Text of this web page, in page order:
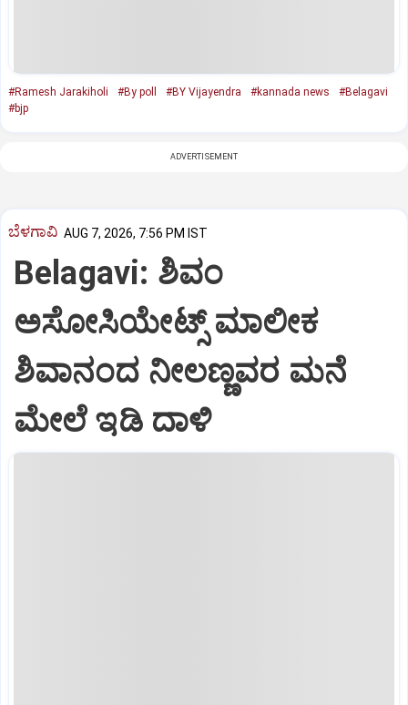
#Ramesh Jarakiholi #By poll #BY Vijayendra #kannada news
#Belagavi
#bjp
ADVERTISEMENT
ಬೆಳಗಾವಿ AUG 7, 2026, 7:56 PM IST
Belagavi: ಶಿವಂ
ಅಸೋಸಿಯೇಟ್ಸ್ ಮಾಲೀಕ
ಶಿವಾನಂದ ನೀಲಣ್ಣವರ ಮನೆ
ಮೇಲೆ ಇಡಿ‌ ದಾಳಿ